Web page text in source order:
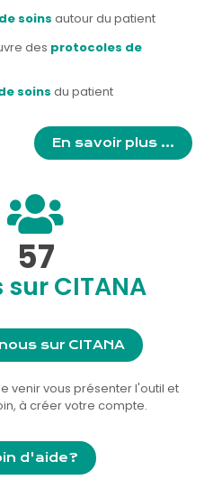
soins autour du patient
des protocoles de
soins du patient
En savoir plus ...
57
CITANA
sur CITANA
venir vous présenter l'outil et
à créer votre compte.
d'aide?